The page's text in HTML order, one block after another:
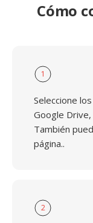
Cómo
1
Seleccione
Google
También
página..
2